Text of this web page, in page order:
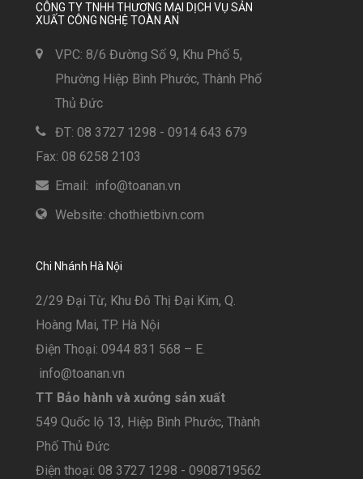
CÔNG TY TNHH THƯƠNG MẠI DỊCH VỤ SẢN
XUẤT CÔNG NGHỆ TOÀN AN
VPC: 8/6 Đường Số 9, Khu Phố 5,
Phường Hiệp Bình Phước, Thành Phố
Thủ Đức
ĐT: 08 3727 1298 - 0914 643 679
Fax: 08 6258 2103
Email: info@toanan.vn
Website: chothietbivn.com
Chi Nhánh Hà Nội
2/29 Đại Từ, Khu Đô Thị Đại Kim, Q.
Hoàng Mai, TP. Hà Nội
Điện Thoại: 0944 831 568 – E.
info@toanan.vn
TT Bảo hành và xưởng sản xuất
549 Quốc lộ 13, Hiệp Bình Phước, Thành
Phố Thủ Đức
Điện thoại: 08 3727 1298 - 0908719562